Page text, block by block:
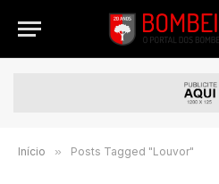
Início » Posts Tagged "Louvor"